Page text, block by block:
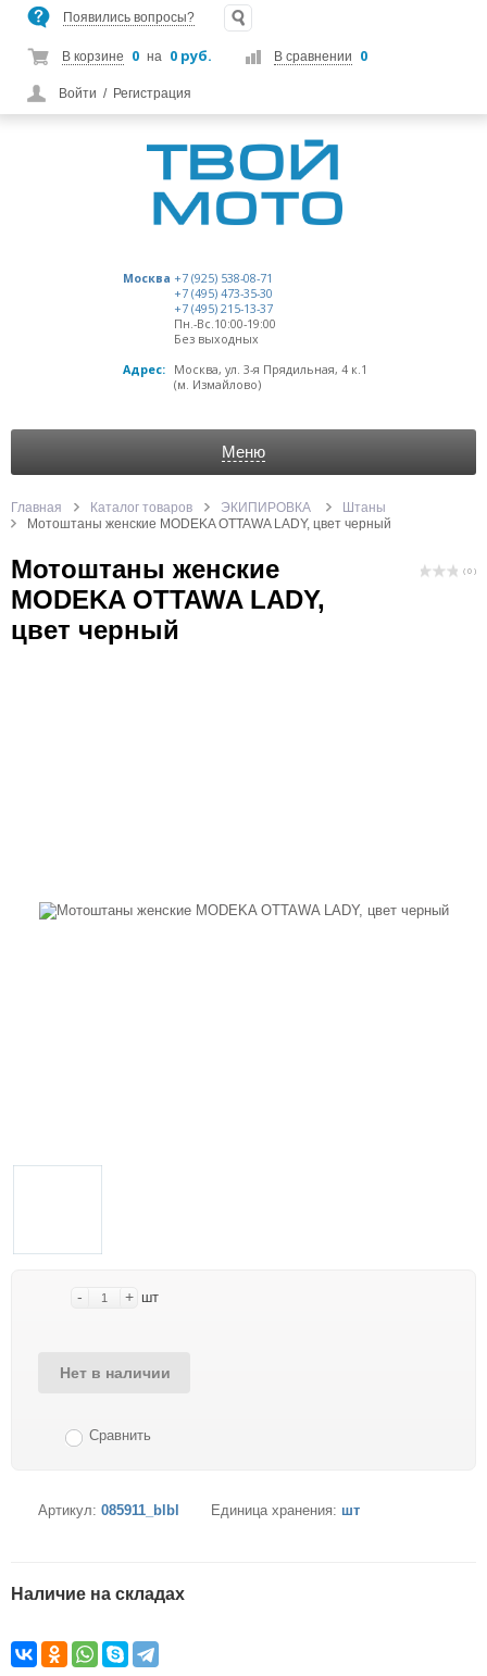
Появились вопросы?
В корзине 0 на 0 руб. В сравнении 0
Войти / Регистрация
Москва +7 (925) 538-08-71
+7 (495) 473-35-30
+7 (495) 215-13-37
Пн.-Вс.10:00-19:00
Без выходных
Адрес:
Москва, ул. 3-я Прядильная, 4 к.1
(м. Измайлово)
Меню
Главная Каталог товаров ЭКИПИРОВКА
Штаны
Мотоштаны женские MODEKA OTTAWA LADY, цвет черный
Мотоштаны женские
MODEKA OTTAWA LADY,
цвет черный
( 0 )
- + шт
Нет в наличии
Сравнить
Артикул: 085911_blbl Единица хранения: шт
Наличие на складах